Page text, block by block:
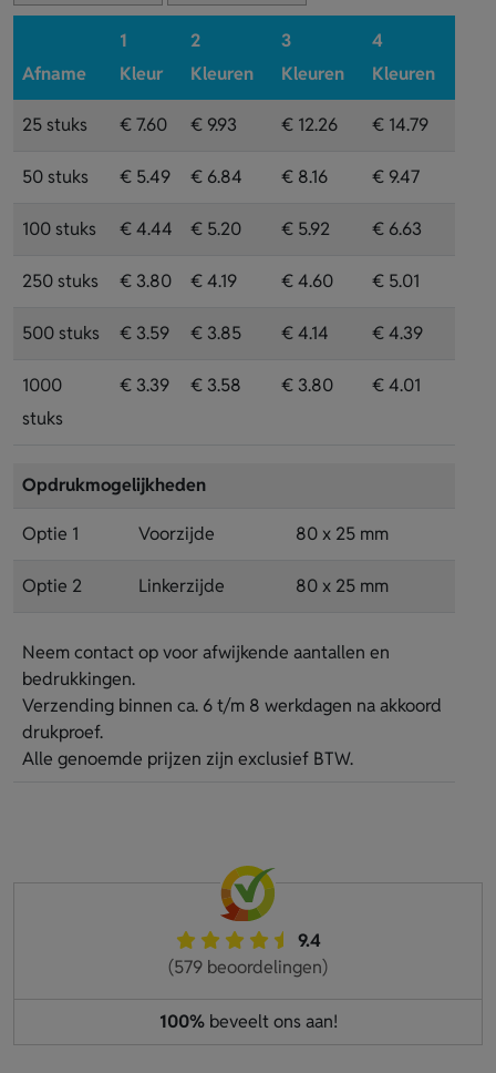
Afname
1
Kleur
2
Kleuren
3
Kleuren
4
Kleuren
25 stuks € 7.60 € 9.93 € 12.26 € 14.79
50 stuks € 5.49 € 6.84 € 8.16 € 9.47
100 stuks € 4.44 € 5.20 € 5.92 € 6.63
250 stuks € 3.80 € 4.19 € 4.60 € 5.01
500 stuks € 3.59 € 3.85 € 4.14 € 4.39
1000
stuks
€ 3.39 € 3.58 € 3.80 € 4.01
Opdrukmogelijkheden
Optie 1 Voorzijde 80 x 25 mm
Optie 2 Linkerzijde 80 x 25 mm
Neem contact op voor afwijkende aantallen en
bedrukkingen.
Verzending binnen ca. 6 t/m 8 werkdagen na akkoord
drukproef.
Alle genoemde prijzen zijn exclusief BTW.
9.4
(579 beoordelingen)
100%beveelt ons aan!